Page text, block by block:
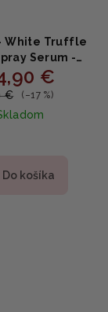
- White Truffle
Serum -
a
sérum v
100ml
€
€ (–17 %)
Do košíka